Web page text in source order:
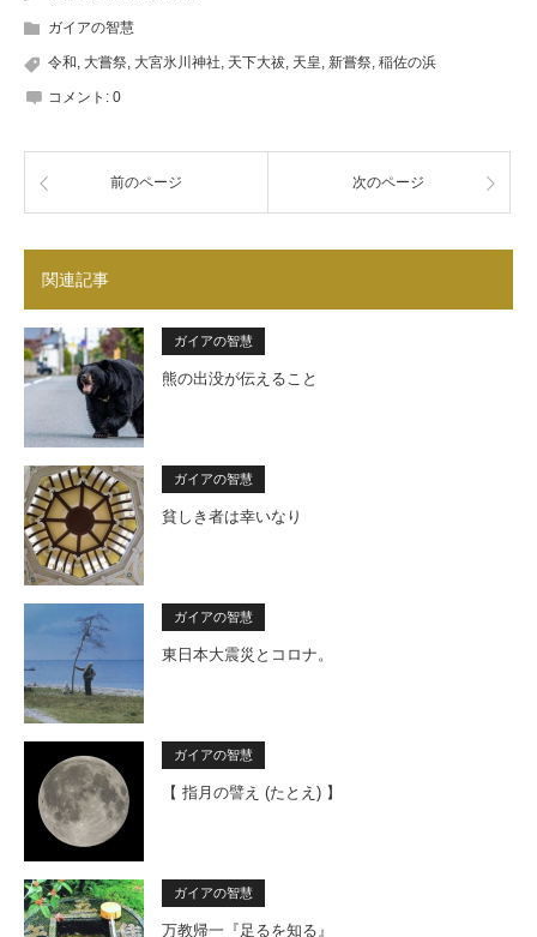
ガイアの智慧
令和, 大嘗祭, 大宮氷川神社, 天下大祓, 天皇, 新嘗祭, 稲佐の浜
コメント: 0
前のページ 次のページ
関連記事
ガイアの智慧
熊の出没が伝えること
ガイアの智慧
貧しき者は幸いなり
ガイアの智慧
東日本大震災とコロナ。
ガイアの智慧
【 指月の譬え (たとえ) 】
ガイアの智慧
万教帰一『足るを知る』